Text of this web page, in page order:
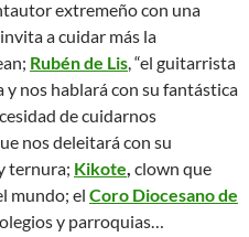
extremeño con una
a cuidar más la
Rubén de Lis, “el guitarrista
y nos hablará con su fantástica
de cuidarnos
nos deleitará con su
ternura; Kikote, clown que
mundo; el Coro Diocesano de
y parroquias…